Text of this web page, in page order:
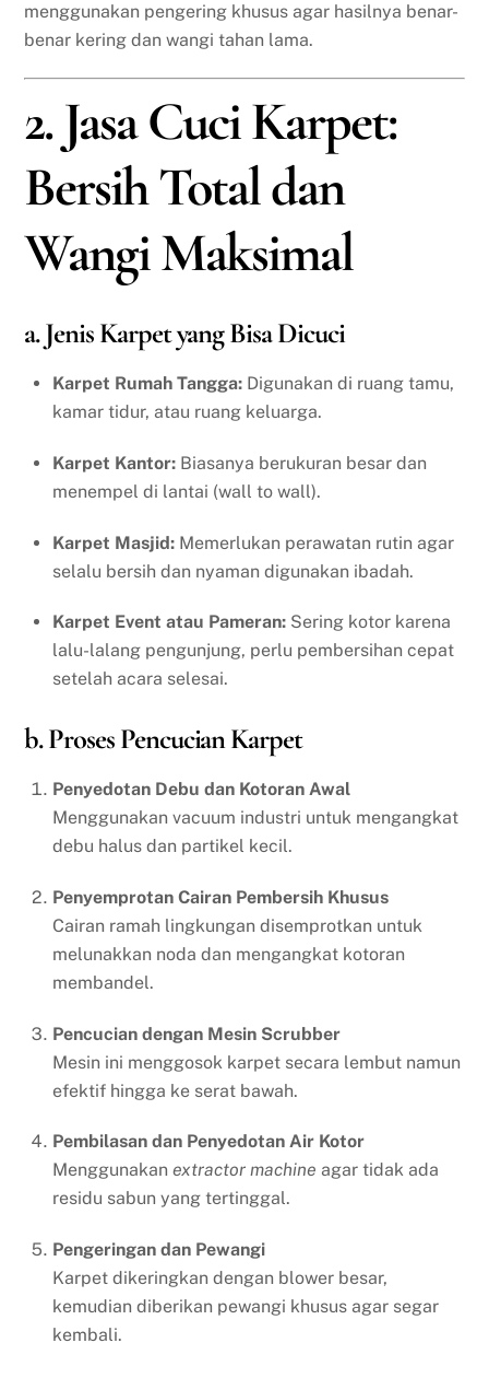
menggunakan pengering khusus agar hasilnya benar-
benar kering dan wangi tahan lama.
2. Jasa Cuci Karpet:
Bersih Total dan
Wangi Maksimal
a. Jenis Karpet yang Bisa Dicuci
Karpet Rumah Tangga: Digunakan di ruang tamu,
kamar tidur, atau ruang keluarga.
Karpet Kantor: Biasanya berukuran besar dan
menempel di lantai (wall to wall).
Karpet Masjid: Memerlukan perawatan rutin agar
selalu bersih dan nyaman digunakan ibadah.
Karpet Event atau Pameran: Sering kotor karena
lalu-lalang pengunjung, perlu pembersihan cepat
setelah acara selesai.
b. Proses Pencucian Karpet
Penyedotan Debu dan Kotoran Awal
Menggunakan vacuum industri untuk mengangkat
debu halus dan partikel kecil.
Penyemprotan Cairan Pembersih Khusus
Cairan ramah lingkungan disemprotkan untuk
melunakkan noda dan mengangkat kotoran
membandel.
Pencucian dengan Mesin Scrubber
Mesin ini menggosok karpet secara lembut namun
efektif hingga ke serat bawah.
Pembilasan dan Penyedotan Air Kotor
Menggunakan extractor machine agar tidak ada
residu sabun yang tertinggal.
Pengeringan dan Pewangi
Karpet dikeringkan dengan blower besar,
kemudian diberikan pewangi khusus agar segar
kembali.